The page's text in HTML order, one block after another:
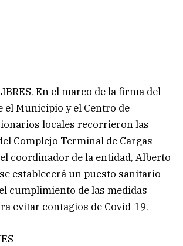
En el marco de la firma del
el Municipio y el Centro de
locales recorrieron las
Complejo Terminal de Cargas
coordinador de la entidad, Alberto
establecerá un puesto sanitario
cumplimiento de las medidas
evitar contagios de Covid-19.